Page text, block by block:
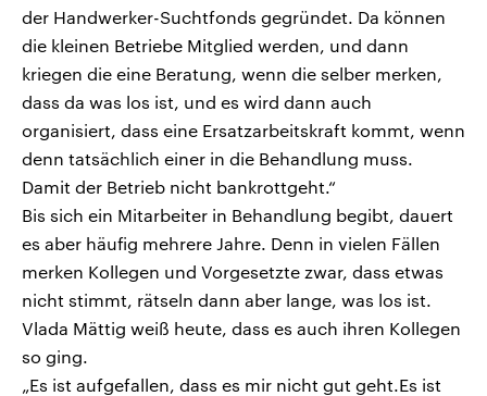
der Handwerker-Suchtfonds gegründet. Da können
die kleinen Betriebe Mitglied werden, und dann
kriegen die eine Beratung, wenn die selber merken,
dass da was los ist, und es wird dann auch
organisiert, dass eine Ersatzarbeitskraft kommt, wenn
denn tatsächlich einer in die Behandlung muss.
Damit der Betrieb nicht bankrottgeht.“
Bis sich ein Mitarbeiter in Behandlung begibt, dauert
es aber häufig mehrere Jahre. Denn in vielen Fällen
merken Kollegen und Vorgesetzte zwar, dass etwas
nicht stimmt, rätseln dann aber lange, was los ist.
Vlada Mättig weiß heute, dass es auch ihren Kollegen
so ging.
„Es ist aufgefallen, dass es mir nicht gut geht.Es ist